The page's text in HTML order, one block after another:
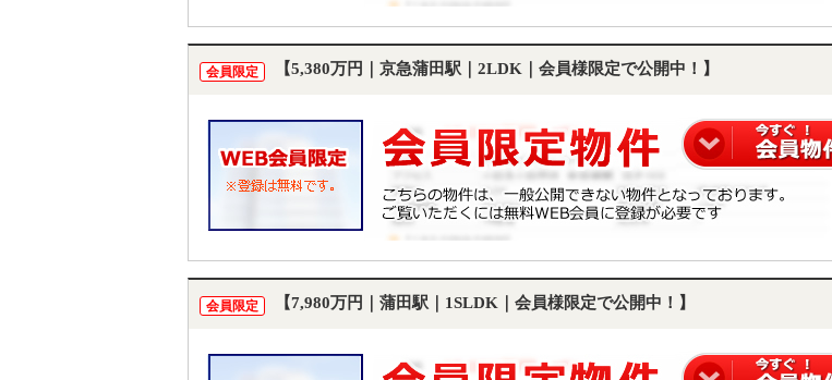
会員限定 【5,380万円｜京急蒲田駅｜2LDK｜会員様限定で公開中！】
会員限定 【7,980万円｜蒲田駅｜1SLDK｜会員様限定で公開中！】